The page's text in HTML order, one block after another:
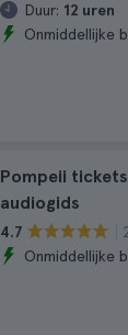
Duur: 12 uren
Onmiddellijke
Pompeii
audiogids
4.7
Onmiddellijke